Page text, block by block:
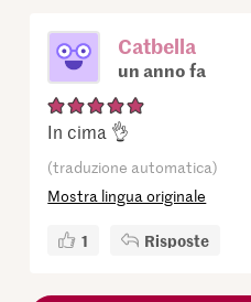
Catbella
un anno fa
In cima 👌
(traduzione automatica)
Mostra lingua originale
1 Risposte